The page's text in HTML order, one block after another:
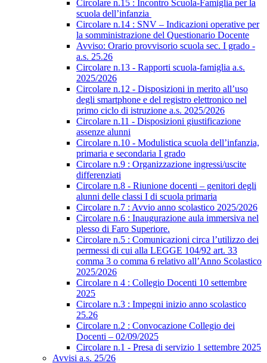
Circolare n.15 : Incontro Scuola-Famiglia per la
scuola dell’infanzia
Circolare n.14 : SNV – Indicazioni operative per
la somministrazione del Questionario Docente
Avviso: Orario provvisorio scuola sec. I grado -
a.s. 25.26
Circolare n.13 - Rapporti scuola-famiglia a.s.
2025/2026
Circolare n.12 - Disposizioni in merito all’uso
degli smartphone e del registro elettronico nel
primo ciclo di istruzione a.s. 2025/2026
Circolare n.11 - Disposizioni giustificazione
assenze alunni
Circolare n.10 - Modulistica scuola dell’infanzia,
primaria e secondaria I grado
Circolare n.9 : Organizzazione ingressi/uscite
differenziati
Circolare n.8 - Riunione docenti – genitori degli
alunni delle classi I di scuola primaria
Circolare n.7 : Avvio anno scolastico 2025/2026
Circolare n.6 : Inaugurazione aula immersiva nel
plesso di Faro Superiore.
Circolare n.5 : Comunicazioni circa l’utilizzo dei
permessi di cui alla LEGGE 104/92 art. 33
comma 3 o comma 6 relativo all’Anno Scolastico
2025/2026
Circolare n 4 : Collegio Docenti 10 settembre
2025
Circolare n.3 : Impegni inizio anno scolastico
25.26
Circolare n.2 : Convocazione Collegio dei
Docenti – 02/09/2025
Circolare n.1 - Presa di servizio 1 settembre 2025
Avvisi a.s. 25/26